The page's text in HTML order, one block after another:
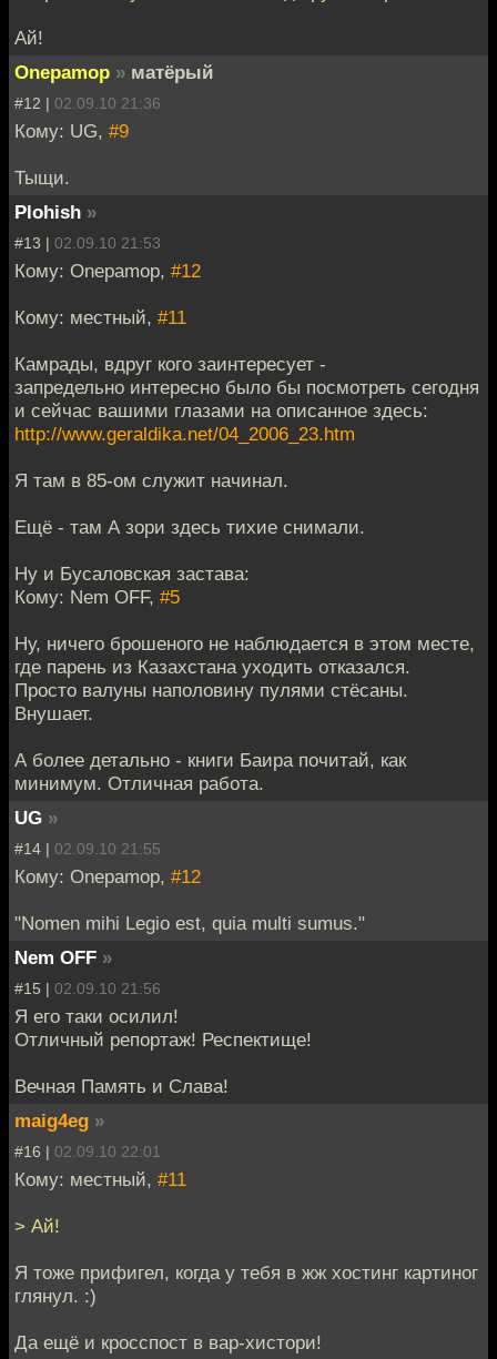
Ай!
Onepamop » матёрый
#12 | 02.09.10 21:36
Кому: UG, #9
Тыщи.
Plohish »
#13 | 02.09.10 21:53
Кому: Onepamop, #12
Кому: местный, #11
Камрады, вдруг кого заинтересует -
запредельно интересно было бы посмотреть сегодня
и сейчас вашими глазами на описанное здесь:
http://www.geraldika.net/04_2006_23.htm
Я там в 85-ом служит начинал.
Ещё - там А зори здесь тихие снимали.
Ну и Бусаловская застава:
Кому: Nem OFF, #5
Ну, ничего брошеного не наблюдается в этом месте,
где парень из Казахстана уходить отказался.
Просто валуны наполовину пулями стёсаны.
Внушает.
А более детально - книги Баира почитай, как
минимум. Отличная работа.
UG »
#14 | 02.09.10 21:55
Кому: Onepamop, #12
"Nomen mihi Legio est, quia multi sumus."
Nem OFF »
#15 | 02.09.10 21:56
Я его таки осилил!
Отличный репортаж! Респектище!
Вечная Память и Слава!
maig4eg »
#16 | 02.09.10 22:01
Кому: местный, #11
> Ай!
Я тоже прифигел, когда у тебя в жж хостинг картиног
глянул. :)
Да ещё и кросспост в вар-хистори!